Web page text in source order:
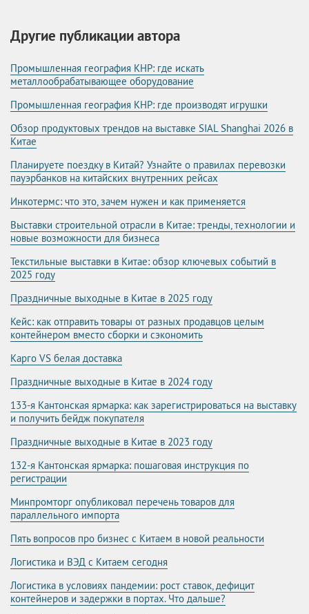
Другие публикации автора
Промышленная география КНР: где искать
металлообрабатывающее оборудование
Промышленная география КНР: где производят игрушки
Обзор продуктовых трендов на выставке SIAL Shanghai 2026 в
Китае
Планируете поездку в Китай? Узнайте о правилах перевозки
пауэрбанков на китайских внутренних рейсах
Инкотермс: что это, зачем нужен и как применяется
Выставки строительной отрасли в Китае: тренды, технологии и
новые возможности для бизнеса
Текстильные выставки в Китае: обзор ключевых событий в
2025 году
Праздничные выходные в Китае в 2025 году
Кейс: как отправить товары от разных продавцов целым
контейнером вместо сборки и сэкономить
Карго VS белая доставка
Праздничные выходные в Китае в 2024 году
133-я Кантонская ярмарка: как зарегистрироваться на выставку
и получить бейдж покупателя
Праздничные выходные в Китае в 2023 году
132-я Кантонская ярмарка: пошаговая инструкция по
регистрации
Минпромторг опубликовал перечень товаров для
параллельного импорта
Пять вопросов про бизнес с Китаем в новой реальности
Логистика и ВЭД с Китаем сегодня
Логистика в условиях пандемии: рост ставок, дефицит
контейнеров и задержки в портах. Что дальше?